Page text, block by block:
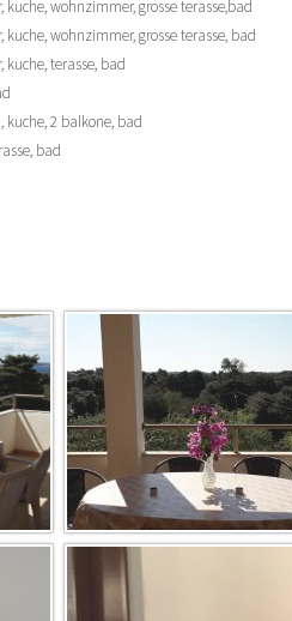
wohnzimmer, grosse terasse,bad
wohnzimmer, grosse terasse, bad
kuche, terasse, bad
kuche, 2 balkone, bad
bad